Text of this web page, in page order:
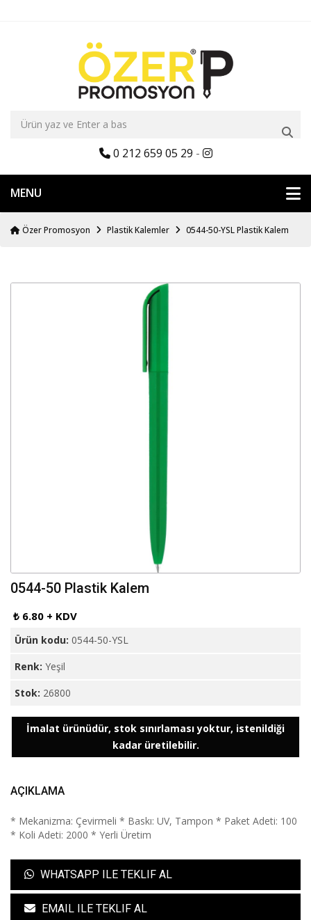
0 212 659 05 29 -
MENU
Özer Promosyon Plastik Kalemler 0544-50-YSL Plastik Kalem
0544-50 Plastik Kalem
₺ 6.80 + KDV
Ürün kodu: 0544-50-YSL
Renk: Yeşil
Stok: 26800
İmalat ürünüdür, stok sınırlaması yoktur, istenildiği
kadar üretilebilir.
AÇIKLAMA
* Mekanizma: Çevirmeli * Baskı: UV, Tampon * Paket Adeti: 100
* Koli Adeti: 2000 * Yerli Üretim
WHATSAPP ILE TEKLIF AL
EMAIL ILE TEKLIF AL